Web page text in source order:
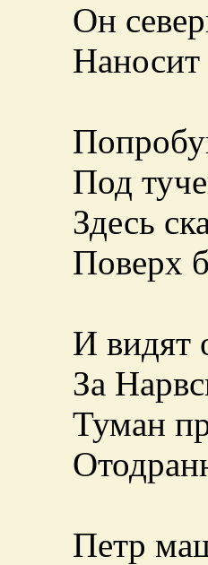
Он
Наносит
Под
Здесь
Поверх
И видят
За
Туман
Петр